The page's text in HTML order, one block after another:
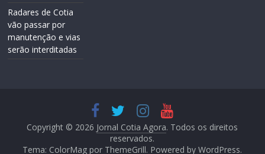
Radares de Cotia
vão passar por
manutenção e vias
serão interditadas
Copyright © 2026 Jornal Cotia Agora. Todos os direitos
reservados.
Tema: ColorMag por ThemeGrill. Powered byWordPress.